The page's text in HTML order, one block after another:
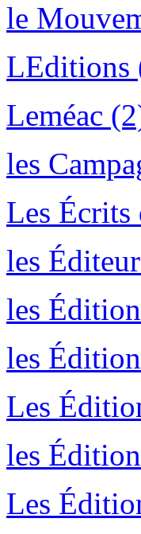
le
LEditions
Leméac
les
Les Écrits
les
les
les
Les
les
Les